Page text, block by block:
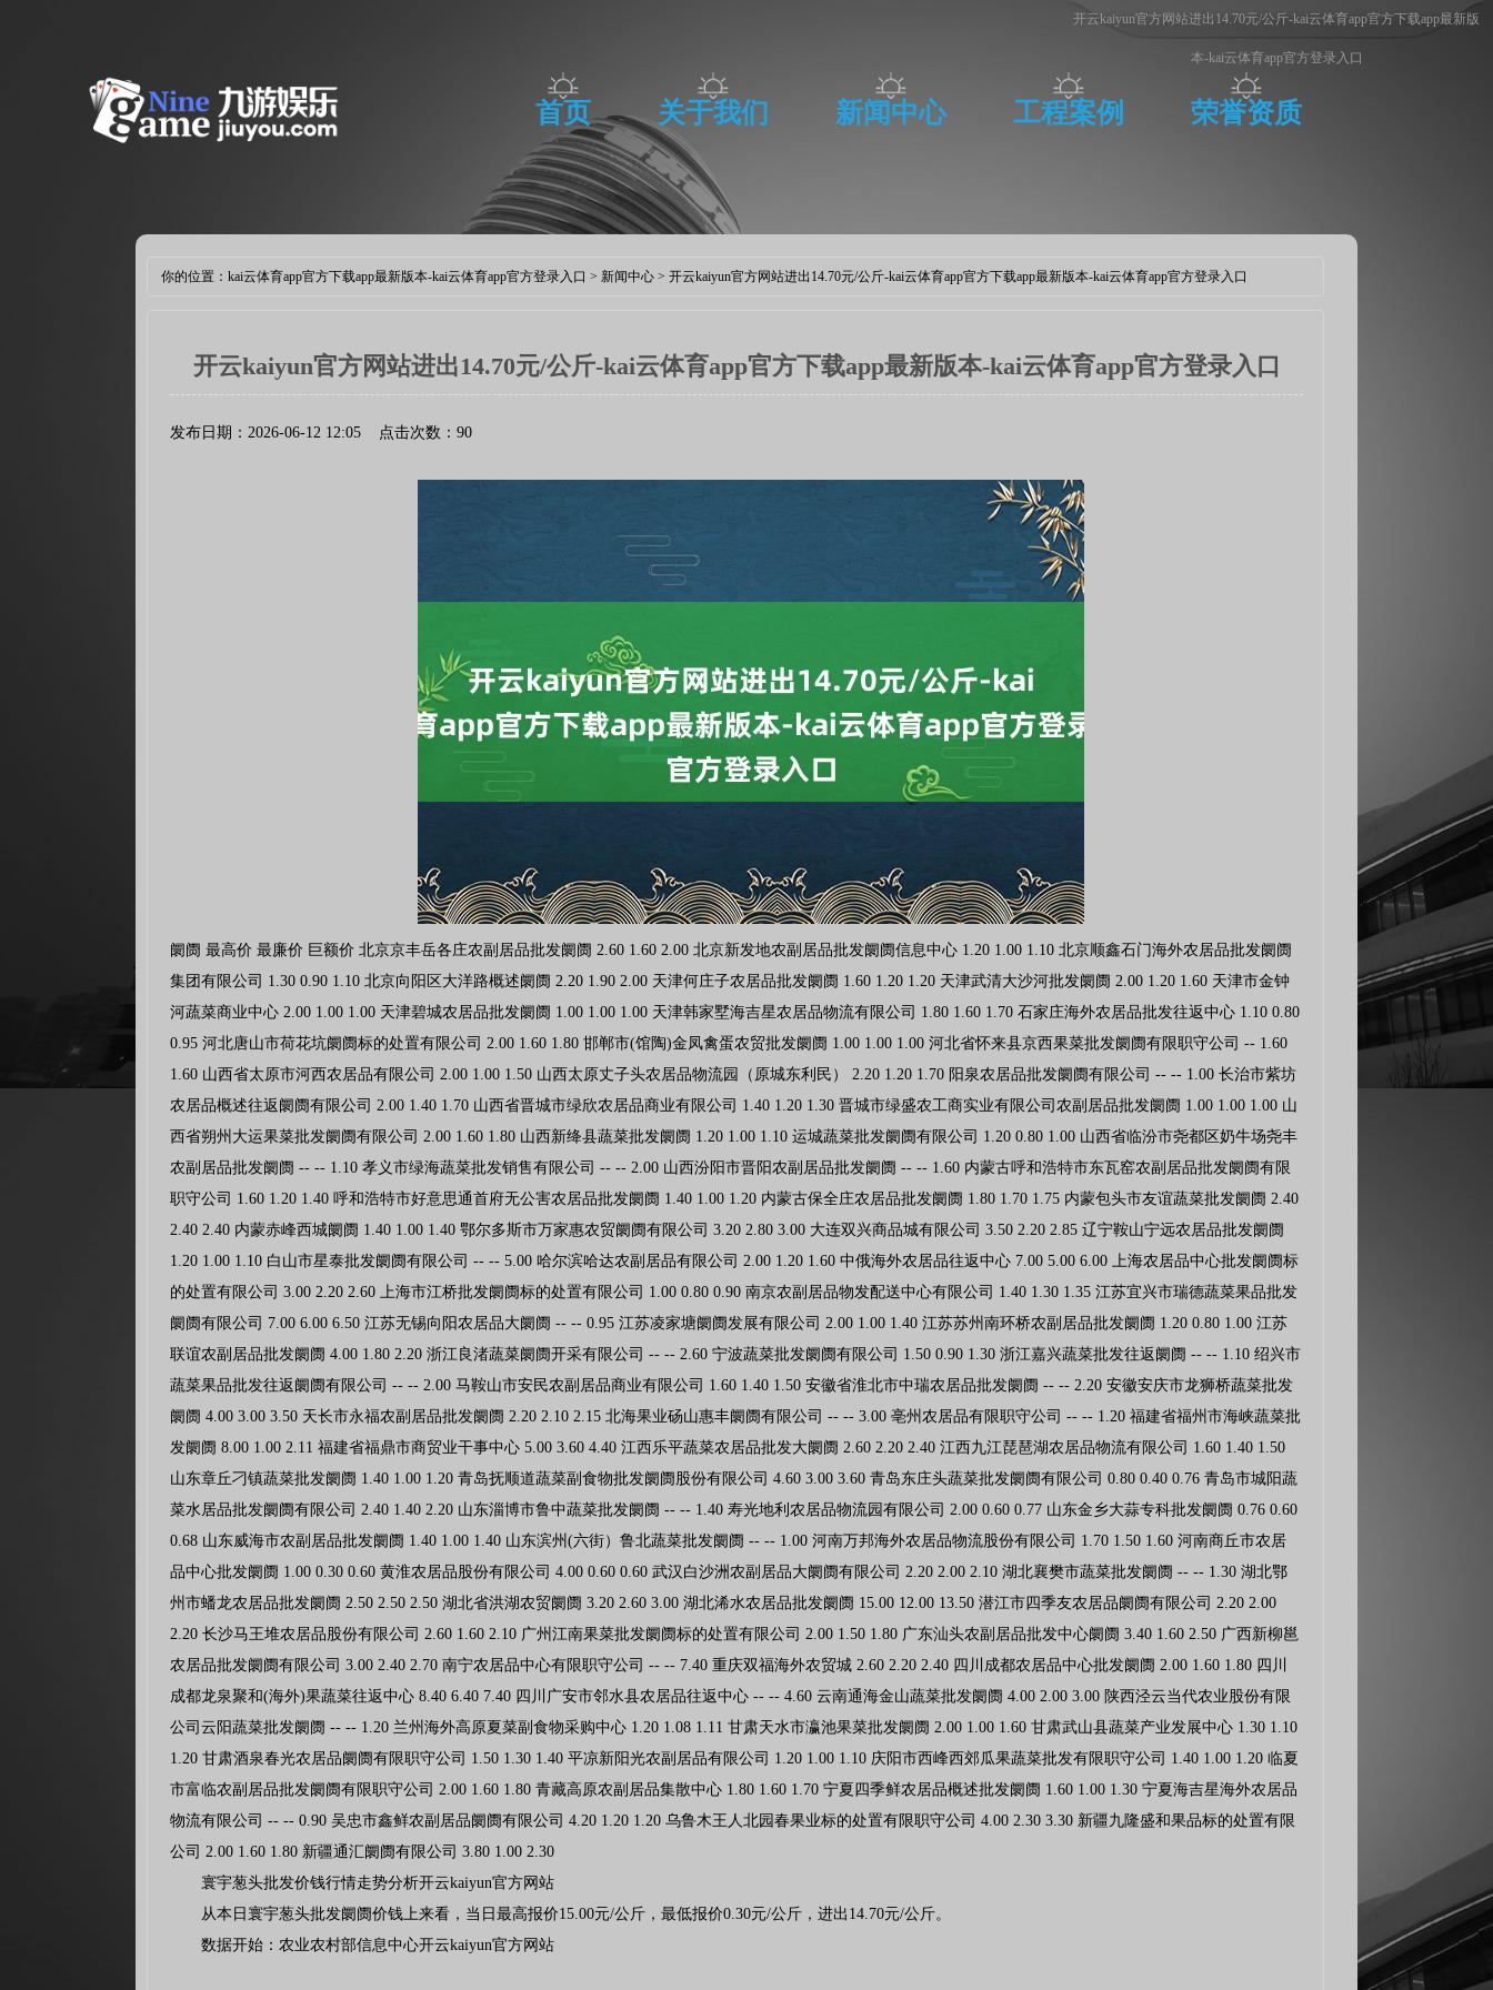
开云kaiyun官方网站进出14.70元/公斤-kai云体育app官方下载app最新版
本-kai云体育app官方登录入口
首页 关于我们 新闻中心 工程案例 荣誉资质
诚聘精英 联系我们
你的位置： kai云体育app官方下载app最新版本-kai云体育app官方登录入口 > 新闻中心 > 开云kaiyun官方网站进出14.70元/公斤-kai云体育app官方下载app最新版本-kai云体育app官方登录入口
开云kaiyun官方网站进出14.70元/公斤-kai云体育app官方下载app最新版本-kai云体育app官方登录入口
发布日期：2026-06-12 12:05 点击次数：90
阛阓 最高价 最廉价 巨额价 北京京丰岳各庄农副居品批发阛阓 2.60 1.60 2.00 北京新发地农副居品批发阛阓信息中心 1.20 1.00 1.10 北京顺鑫石门海外农居品批发阛阓集团有限公司 1.30 0.90 1.10 北京向阳区大洋路概述阛阓 2.20 1.90 2.00 天津何庄子农居品批发阛阓 1.60 1.20 1.20 天津武清大沙河批发阛阓 2.00 1.20 1.60 天津市金钟河蔬菜商业中心 2.00 1.00 1.00 天津碧城农居品批发阛阓 1.00 1.00 1.00 天津韩家墅海吉星农居品物流有限公司 1.80 1.60 1.70 石家庄海外农居品批发往返中心 1.10 0.80 0.95 河北唐山市荷花坑阛阓标的处置有限公司 2.00 1.60 1.80 邯郸市(馆陶)金凤禽蛋农贸批发阛阓 1.00 1.00 1.00 河北省怀来县京西果菜批发阛阓有限职守公司 -- 1.60 1.60 山西省太原市河西农居品有限公司 2.00 1.00 1.50 山西太原丈子头农居品物流园（原城东利民） 2.20 1.20 1.70 阳泉农居品批发阛阓有限公司 -- -- 1.00 长治市紫坊农居品概述往返阛阓有限公司 2.00 1.40 1.70 山西省晋城市绿欣农居品商业有限公司 1.40 1.20 1.30 晋城市绿盛农工商实业有限公司农副居品批发阛阓 1.00 1.00 1.00 山西省朔州大运果菜批发阛阓有限公司 2.00 1.60 1.80 山西新绛县蔬菜批发阛阓 1.20 1.00 1.10 运城蔬菜批发阛阓有限公司 1.20 0.80 1.00 山西省临汾市尧都区奶牛场尧丰农副居品批发阛阓 -- -- 1.10 孝义市绿海蔬菜批发销售有限公司 -- -- 2.00 山西汾阳市晋阳农副居品批发阛阓 -- -- 1.60 内蒙古呼和浩特市东瓦窑农副居品批发阛阓有限职守公司 1.60 1.20 1.40 呼和浩特市好意思通首府无公害农居品批发阛阓 1.40 1.00 1.20 内蒙古保全庄农居品批发阛阓 1.80 1.70 1.75 内蒙包头市友谊蔬菜批发阛阓 2.40 2.40 2.40 内蒙赤峰西城阛阓 1.40 1.00 1.40 鄂尔多斯市万家惠农贸阛阓有限公司 3.20 2.80 3.00 大连双兴商品城有限公司 3.50 2.20 2.85 辽宁鞍山宁远农居品批发阛阓 1.20 1.00 1.10 白山市星泰批发阛阓有限公司 -- -- 5.00 哈尔滨哈达农副居品有限公司 2.00 1.20 1.60 中俄海外农居品往返中心 7.00 5.00 6.00 上海农居品中心批发阛阓标的处置有限公司 3.00 2.20 2.60 上海市江桥批发阛阓标的处置有限公司 1.00 0.80 0.90 南京农副居品物发配送中心有限公司 1.40 1.30 1.35 江苏宜兴市瑞德蔬菜果品批发阛阓有限公司 7.00 6.00 6.50 江苏无锡向阳农居品大阛阓 -- -- 0.95 江苏凌家塘阛阓发展有限公司 2.00 1.00 1.40 江苏苏州南环桥农副居品批发阛阓 1.20 0.80 1.00 江苏联谊农副居品批发阛阓 4.00 1.80 2.20 浙江良渚蔬菜阛阓开采有限公司 -- -- 2.60 宁波蔬菜批发阛阓有限公司 1.50 0.90 1.30 浙江嘉兴蔬菜批发往返阛阓 -- -- 1.10 绍兴市蔬菜果品批发往返阛阓有限公司 -- -- 2.00 马鞍山市安民农副居品商业有限公司 1.60 1.40 1.50 安徽省淮北市中瑞农居品批发阛阓 -- -- 2.20 安徽安庆市龙狮桥蔬菜批发阛阓 4.00 3.00 3.50 天长市永福农副居品批发阛阓 2.20 2.10 2.15 北海果业砀山惠丰阛阓有限公司 -- -- 3.00 亳州农居品有限职守公司 -- -- 1.20 福建省福州市海峡蔬菜批发阛阓 8.00 1.00 2.11 福建省福鼎市商贸业干事中心 5.00 3.60 4.40 江西乐平蔬菜农居品批发大阛阓 2.60 2.20 2.40 江西九江琵琶湖农居品物流有限公司 1.60 1.40 1.50 山东章丘刁镇蔬菜批发阛阓 1.40 1.00 1.20 青岛抚顺道蔬菜副食物批发阛阓股份有限公司 4.60 3.00 3.60 青岛东庄头蔬菜批发阛阓有限公司 0.80 0.40 0.76 青岛市城阳蔬菜水居品批发阛阓有限公司 2.40 1.40 2.20 山东淄博市鲁中蔬菜批发阛阓 -- -- 1.40 寿光地利农居品物流园有限公司 2.00 0.60 0.77 山东金乡大蒜专科批发阛阓 0.76 0.60 0.68 山东威海市农副居品批发阛阓 1.40 1.00 1.40 山东滨州(六街）鲁北蔬菜批发阛阓 -- -- 1.00 河南万邦海外农居品物流股份有限公司 1.70 1.50 1.60 河南商丘市农居品中心批发阛阓 1.00 0.30 0.60 黄淮农居品股份有限公司 4.00 0.60 0.60 武汉白沙洲农副居品大阛阓有限公司 2.20 2.00 2.10 湖北襄樊市蔬菜批发阛阓 -- -- 1.30 湖北鄂州市蟠龙农居品批发阛阓 2.50 2.50 2.50 湖北省洪湖农贸阛阓 3.20 2.60 3.00 湖北浠水农居品批发阛阓 15.00 12.00 13.50 潜江市四季友农居品阛阓有限公司 2.20 2.00
寰宇葱头批发价钱行情走势分析开云kaiyun官方网站
从本日寰宇葱头批发阛阓价钱上来看，当日最高报价15.00元/公斤，最低报价0.30元/公斤，进出14.70元/公斤。
数据开始：农业农村部信息中心开云kaiyun官方网站